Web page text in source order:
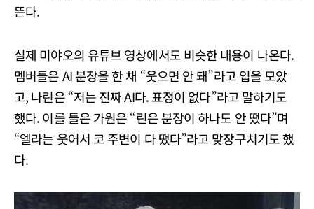
뜬다.
실제 미야오의 유튜브 영상에서도 비슷한 내용이 나온다.
멤버들은 AI 분장을 한 채 “웃으면 안 돼”라고 입을 모았
고, 나린은 “저는 진짜 AI다. 표정이 없다”라고 말하기도
했다. 이를 들은 가원은 “린은 분장이 하나도 안 떴다”며
“엘라는 웃어서 코 주변이 다 떴다”라고 맞장구치기도 했
다.